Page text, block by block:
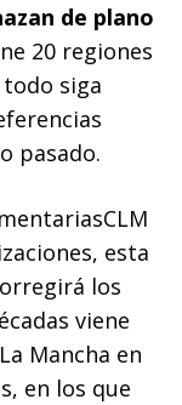
de plano
20 regiones
siga
pasado.
esta
los
viene
Mancha en
en los que